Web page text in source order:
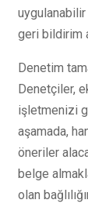
geri bildirim
Denetim
Denetçiler,
işletmenizi
aşamada,
öneriler
belge
olan